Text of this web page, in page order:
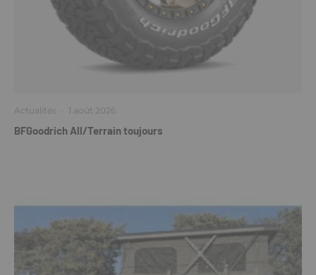
Actualités · 1 août 2026
BFGoodrich All/Terrain toujours